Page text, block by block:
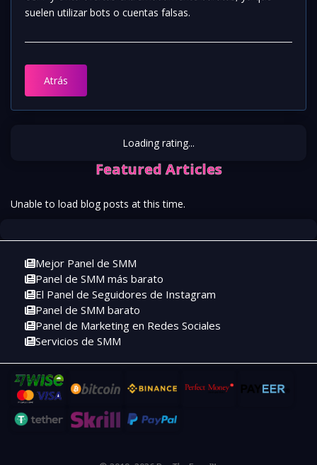
suelen utilizar bots o cuentas falsas.
Atrás
Loading rating...
Featured Articles
Unable to load blog posts at this time.
Mejor Panel de SMM
Panel de SMM más barato
El Panel de Seguidores de Instagram
Panel de SMM barato
Panel de Marketing en Redes Sociales
Servicios de SMM